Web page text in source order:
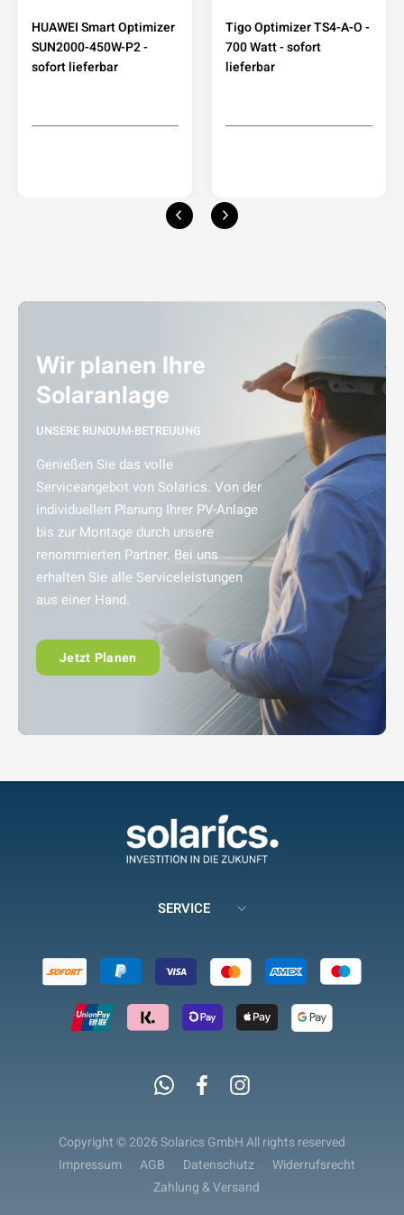
HUAWEI Smart Optimizer
SUN2000-450W-P2 -
sofort lieferbar
Tigo Optimizer TS4-A-O -
700 Watt - sofort
lieferbar
Wir planen Ihre
Solaranlage
UNSERE RUNDUM-BETREUUNG
Genießen Sie das volle
Serviceangebot von Solarics. Von der
individuellen Planung Ihrer PV-Anlage
bis zur Montage durch unsere
renommierten Partner. Bei uns
erhalten Sie alle Serviceleistungen
aus einer Hand.
Jetzt Planen
SERVICE
WhatsappFacebookInstagram
Copyright © 2026 Solarics GmbH All rights reserved
Impressum
AGB Datenschutz
Widerrufsrecht
Zahlung & Versand